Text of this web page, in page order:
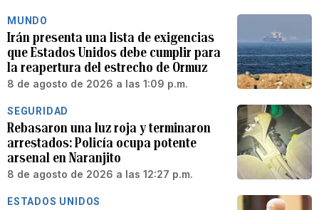
MUNDO
Irán presenta una lista de exigencias
que Estados Unidos debe cumplir para
la reapertura del estrecho de Ormuz
8 de agosto de 2026 a las 1:09 p.m.
SEGURIDAD
Rebasaron una luz roja y terminaron
arrestados: Policía ocupa potente
arsenal en Naranjito
8 de agosto de 2026 a las 12:27 p.m.
ESTADOS UNIDOS